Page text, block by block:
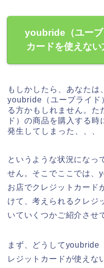
youbride（ユーブ
カードを使えな
もしかしたら、あなたは
youbride（ユーブライド
る方かもしれません。
ド）の商品を購入する
発生してしまった、、、
というような状況になっ
せん。そこでここでは、
お店でクレジットカード
けて、考えられるクレジ
いていくつかご紹介させ
まず、どうしてyoubride
レジットカードが使えな